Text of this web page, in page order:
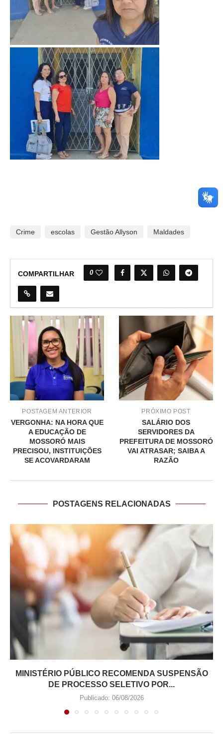
Crime escolas Gestão Allyson Maldades
COMPARTILHAR 0
POSTAGEM ANTERIOR
VERGONHA: NA HORA QUE
A EDUCAÇÃO DE
MOSSORÓ MAIS
PRECISOU, INSTITUIÇÕES
SE ACOVARDARAM
PRÓXIMO POST
SALÁRIO DOS
SERVIDORES DA
PREFEITURA DE MOSSORÓ
VAI ATRASAR; SAIBA A
RAZÃO
POSTAGENS RELACIONADAS
MINISTÉRIO PÚBLICO RECOMENDA SUSPENSÃO
DE PROCESSO SELETIVO POR...
Publicado: 06/08/2026